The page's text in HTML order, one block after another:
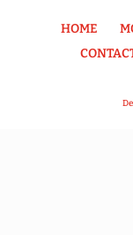
HOME